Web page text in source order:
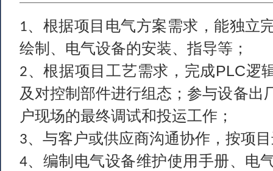
1、充分了解客户项目需求及工艺要
部件的设计；
2、负责标准件的选型，外购件的选
3、与客户或供应商沟通协作，按项
4、编写项目技术文档；负责客户现
5、应具备良好的创新意识和自学习
机械设备提出新的开发和改进意见；